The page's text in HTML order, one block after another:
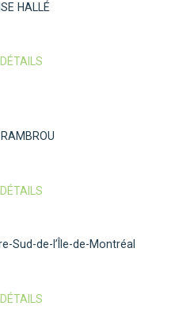
HALLÉ
Sud-de-l’Île-de-Montréal